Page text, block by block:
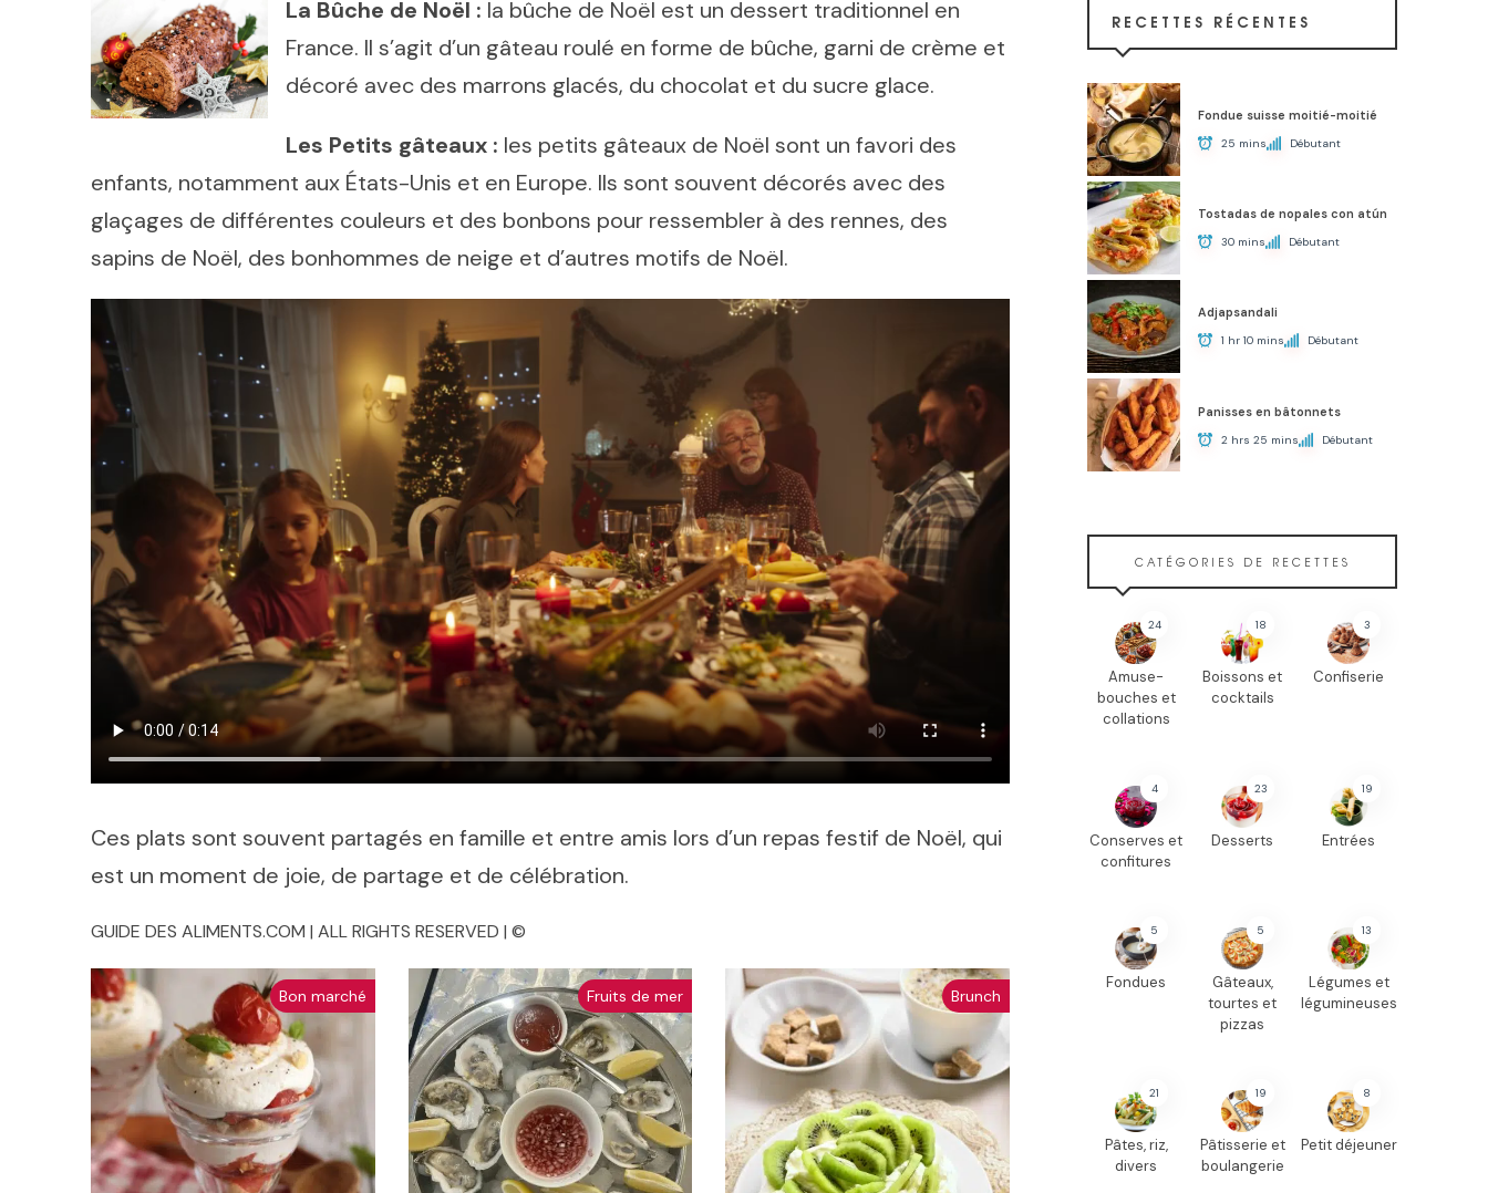
La Bûche de Noël : la bûche de Noël est un dessert traditionnel en
France. Il s’agit d’un gâteau roulé en forme de bûche, garni de crème et
décoré avec des marrons glacés, du chocolat et du sucre glace.
Les Petits gâteaux : les petits gâteaux de Noël sont un favori des
enfants, notamment aux États-Unis et en Europe. Ils sont souvent décorés avec des
glaçages de différentes couleurs et des bonbons pour ressembler à des rennes, des
sapins de Noël, des bonhommes de neige et d’autres motifs de Noël.
Ces plats sont souvent partagés en famille et entre amis lors d’un repas festif de Noël, qui
est un moment de joie, de partage et de célébration.
GUIDE DES ALIMENTS.COM | ALL RIGHTS RESERVED | ©
Bon marché Fruits de mer Brunch
RECETTES RÉCENTES
Fondue suisse moitié-moitié
25 mins Débutant
Tostadas de nopales con atún
30 mins Débutant
Adjapsandali
1 hr 10 mins Débutant
Panisses en bâtonnets
2 hrs 25 mins Débutant
CATÉGORIES DE RECETTES
24
Amuse-
bouches et
collations
18
Boissons et
cocktails
3
Confiserie
4
Conserves et
confitures
23
Desserts
19
Entrées
5
Fondues
5
Gâteaux,
tourtes et
pizzas
13
Légumes et
légumineuses
21
Pâtes, riz,
divers
19
Pâtisserie et
boulangerie
8
Petit déjeuner